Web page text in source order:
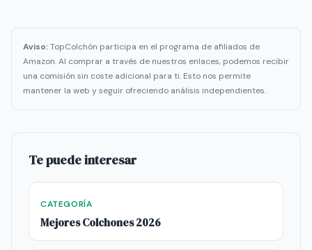
Aviso:TopColchón participa en el programa de afiliados de
Amazon. Al comprar a través de nuestros enlaces, podemos recibir
una comisión sin coste adicional para ti. Esto nos permite
mantener la web y seguir ofreciendo análisis independientes.
Te puede interesar
CATEGORÍA
Mejores Colchones 2026